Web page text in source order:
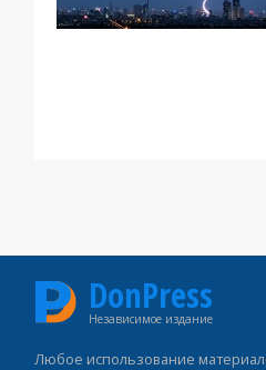
DonPress
Независимое издание
Любое использование